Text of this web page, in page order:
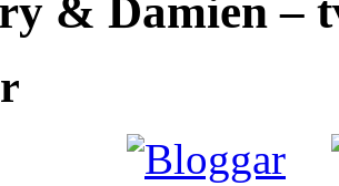
& Damien –